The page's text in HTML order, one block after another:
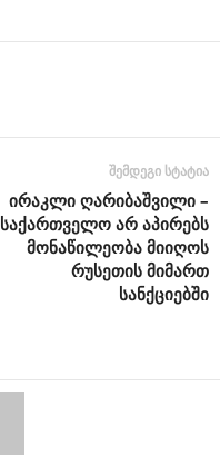
შემდეგი სტატია
ირაკლი ღარიბაშვილი –
საქართველო არ აპირებს
მონაწილეობა მიიღოს
რუსეთის მიმართ
სანქციებში